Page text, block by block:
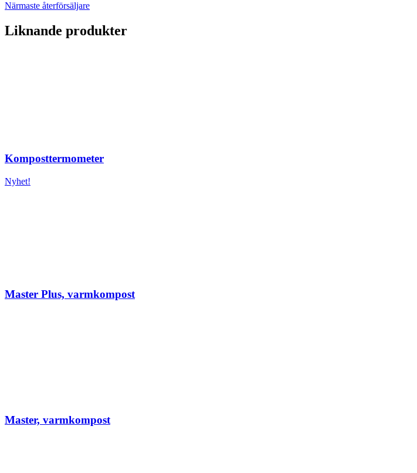
Närmaste återförsäljare
Liknande produkter
Komposttermometer
Nyhet!
Master Plus, varmkompost
Master, varmkompost